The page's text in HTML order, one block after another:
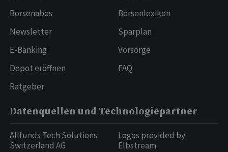
Börsenabos
Newsletter
E-Banking
Depot eröffnen
Ratgeber
Börsenlexikon
Sparplan
Vorsorge
FAQ
Datenquellen und Technologiepartner
Allfunds Tech Solutions
Switzerland AG
Logos provided by
Elbstream